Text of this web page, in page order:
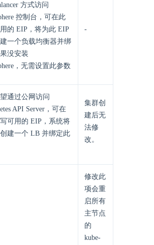
方式访问
控制台，可在此
的 EIP，将为此 EIP
一个负载均衡器并绑
没安装
，无需设置此参数
-
通过公网访问
API Server，可在
可用的 EIP，系统将
建一个 LB 并绑定此
集群创
建后无
法修
改。
修改此
项会重
启所有
主节点
的
kube-